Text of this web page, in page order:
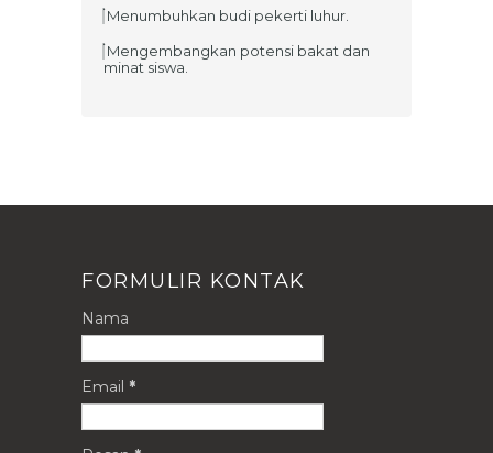
Menumbuhkan budi pekerti luhur.
Mengembangkan potensi bakat dan
minat siswa.
FORMULIR KONTAK
Nama
Email *